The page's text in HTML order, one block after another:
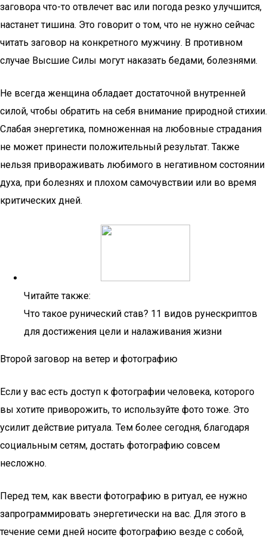
заговора что-то отвлечет вас или погода резко улучшится,
настанет тишина. Это говорит о том, что не нужно сейчас
читать заговор на конкретного мужчину. В противном
случае Высшие Силы могут наказать бедами, болезнями.
Не всегда женщина обладает достаточной внутренней
силой, чтобы обратить на себя внимание природной стихии.
Слабая энергетика, помноженная на любовные страдания
не может принести положительный результат. Также
нельзя привораживать любимого в негативном состоянии
духа, при болезнях и плохом самочувствии или во время
критических дней.
Читайте также:
Что такое рунический став? 11 видов рунескриптов
для достижения цели и налаживания жизни
Второй заговор на ветер и фотографию
Если у вас есть доступ к фотографии человека, которого
вы хотите приворожить, то используйте фото тоже. Это
усилит действие ритуала. Тем более сегодня, благодаря
социальным сетям, достать фотографию совсем
несложно.
Перед тем, как ввести фотографию в ритуал, ее нужно
запрограммировать энергетически на вас. Для этого в
течение семи дней носите фотографию везде с собой,